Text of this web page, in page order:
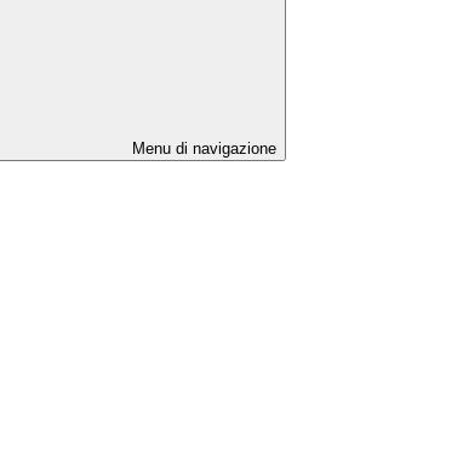
Menu di navigazione